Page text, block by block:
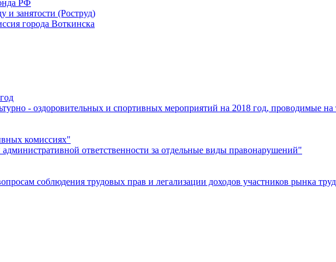
РФ
и занятости (Роструд)
города Воткинска
- оздоровительных и спортивных мероприятий на 2018 год, проводимые
комиссиях"
ответственности за отдельные виды правонарушений"
соблюдения трудовых прав и легализации доходов участников рынка